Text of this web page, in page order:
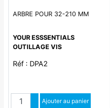
ARBRE POUR 32-210 MM
YOUR ESSSENTIALS
OUTILLAGE VIS
Réf : DPA2
QuantitéAugmenter quantité
Diminuer quantité
Ajouter au panier